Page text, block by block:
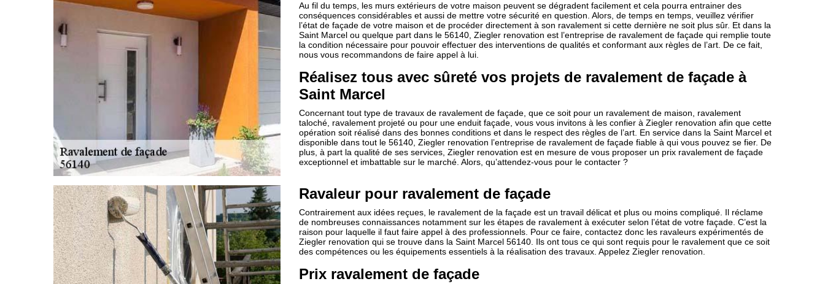
Au fil du temps, les murs extérieurs de votre maison peuvent se dégradent facilement et cela pourra entrainer des
conséquences considérables et aussi de mettre votre sécurité en question. Alors, de temps en temps, veuillez vérifier
l’état de façade de votre maison et de procéder directement à son ravalement si cette dernière ne soit plus sûr. Et dans la
Saint Marcel ou quelque part dans le 56140, Ziegler renovation est l’entreprise de ravalement de façade qui remplie toute
la condition nécessaire pour pouvoir effectuer des interventions de qualités et conformant aux règles de l’art. De ce fait,
nous vous recommandons de faire appel à lui.
Réalisez tous avec sûreté vos projets de ravalement de façade à
Saint Marcel
Concernant tout type de travaux de ravalement de façade, que ce soit pour un ravalement de maison, ravalement
taloché, ravalement projeté ou pour une enduit façade, vous vous invitons à les confier à Ziegler renovation afin que cette
opération soit réalisé dans des bonnes conditions et dans le respect des règles de l’art. En service dans la Saint Marcel et
disponible dans tout le 56140, Ziegler renovation l’entreprise de ravalement de façade fiable à qui vous pouvez se fier. De
plus, à part la qualité de ses services, Ziegler renovation est en mesure de vous proposer un prix ravalement de façade
exceptionnel et imbattable sur le marché. Alors, qu’attendez-vous pour le contacter ?
Ravaleur pour ravalement de façade
Contrairement aux idées reçues, le ravalement de la façade est un travail délicat et plus ou moins compliqué. Il réclame
de nombreuses connaissances notamment sur les étapes de ravalement à exécuter selon l’état de votre façade. C’est la
raison pour laquelle il faut faire appel à des professionnels. Pour ce faire, contactez donc les ravaleurs expérimentés de
Ziegler renovation qui se trouve dans la Saint Marcel 56140. Ils ont tous ce qui sont requis pour le ravalement que ce soit
des compétences ou les équipements essentiels à la réalisation des travaux. Appelez Ziegler renovation.
Prix ravalement de façade